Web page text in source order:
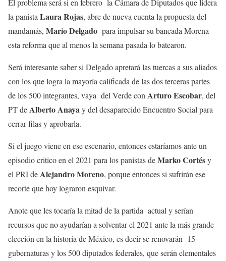
El problema será si en febrero la Cámara de Diputados que lidera
la panista Laura Rojas, abre de nueva cuenta la propuesta del
mandamás, Mario Delgado para impulsar su bancada Morena
esta reforma que al menos la semana pasada lo batearon.
Será interesante saber si Delgado apretará las tuercas a sus aliados
con los que logra la mayoría calificada de las dos terceras partes
de los 500 integrantes, vaya del Verde con Arturo Escobar, del
PT deAlberto Anayay del desaparecido Encuentro Social para
cerrar filas y aprobarla.
Si el juego viene en ese escenario, entonces estaríamos ante un
episodio critico en el 2021 para los panistas deMarko Cortésy
el PRI deAlejandro Moreno, porque entonces si sufrirán ese
recorte que hoy lograron esquivar.
Anote que les tocaría la mitad de la partida actual y serían
recursos que no ayudarían a solventar el 2021 ante la más grande
elección en la historia de México, es decir se renovarán 15
gubernaturas y los 500 diputados federales, que serán elementales